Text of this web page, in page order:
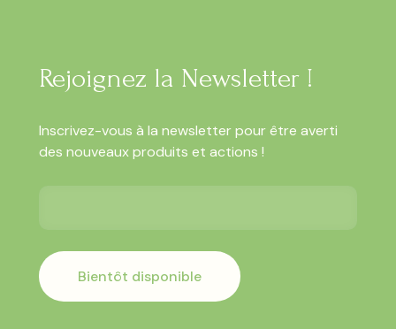
Rejoignez la Newsletter !
Inscrivez-vous à la newsletter pour être averti
des nouveaux produits et actions !
Bientôt disponible